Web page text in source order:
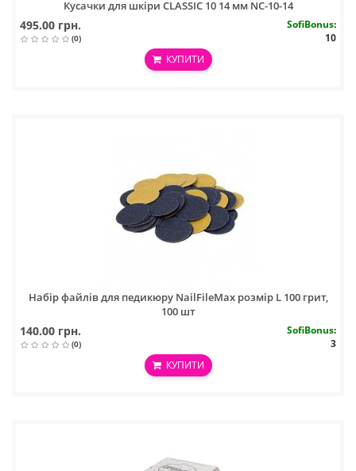
Кусачки для шкіри CLASSIC 10 14 мм NC-10-14
495.00 грн.
(0)
SofiBonus:
10
КУПИТИ
Набір файлів для педикюру NailFileMax розмір L 100 грит,
100 шт
140.00 грн.
(0)
SofiBonus:
3
КУПИТИ